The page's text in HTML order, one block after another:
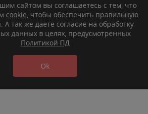
сайтом вы соглашаетесь с тем, что
cookie, чтобы обеспечить правильную
А так же даете согласие на обработку
данных в целях, предусмотренных
Политикой ПД
Ok